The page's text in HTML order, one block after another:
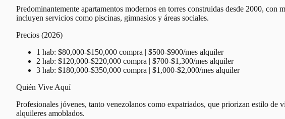
Predominantemente apartamentos modernos en torres construidas desde 2000,
incluyen servicios como piscinas, gimnasios y áreas sociales.
Precios (2026)
1 hab: $80,000-$150,000 compra | $500-$900/mes alquiler
2 hab: $120,000-$220,000 compra | $700-$1,300/mes alquiler
3 hab: $180,000-$350,000 compra | $1,000-$2,000/mes alquiler
Quién Vive Aquí
Profesionales jóvenes, tanto venezolanos como expatriados, que priorizan estilo
alquileres amoblados.